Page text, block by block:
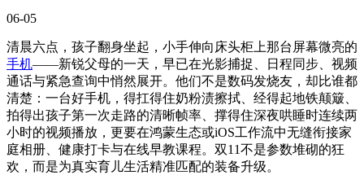
06-05
清晨六点，孩子翻身坐起，小手伸向床头柜上那台屏幕微亮的
手机——新锐父母的一天，早已在光影捕捉、日程同步、视频
通话与紧急查询中悄然展开。他们不是数码发烧友，却比谁都
清楚：一台好手机，得扛得住奶粉渍擦拭、经得起地铁颠簸、
拍得出孩子第一次走路的清晰帧率、撑得住深夜哄睡时连续两
小时的视频播放，更要在鸿蒙生态或iOS工作流中无缝衔接家
庭相册、健康打卡与在线早教课程。双11不是参数堆砌的狂
欢，而是为真实育儿生活精准匹配的装备升级。